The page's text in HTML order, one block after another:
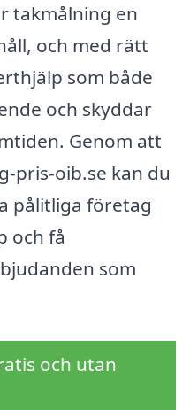
takmålning en
och med rätt
som både
och skyddar
Genom att
pris-oib.se kan du
pålitliga företag
och få
som
och utan